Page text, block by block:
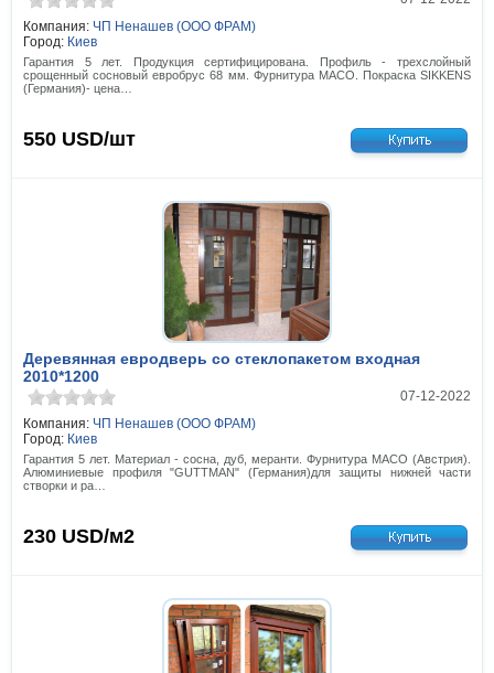
Компания: ЧП Ненашев (ООО ФРАМ)
Город: Киев
Гарантия 5 лет. Продукция сертифицирована. Профиль - трехслойный
срощенный сосновый евробрус 68 мм. Фурнитура МАСО. Покраска SIKKENS
(Германия)- цена…
550 USD/шт
Деревянная евродверь со стеклопакетом входная
2010*1200
07-12-2022
Компания: ЧП Ненашев (ООО ФРАМ)
Город: Киев
Гарантия 5 лет. Материал - сосна, дуб, меранти. Фурнитура МАСО (Австрия).
Алюминиевые профиля "GUTTMAN" (Германия)для защиты нижней части
створки и ра…
230 USD/м2